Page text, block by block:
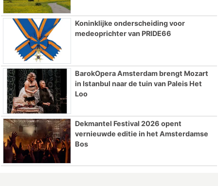
Koninklijke onderscheiding voor
medeoprichter van PRIDE66
BarokOpera Amsterdam brengt Mozart
in Istanbul naar de tuin van Paleis Het
Loo
Dekmantel Festival 2026 opent
vernieuwde editie in het Amsterdamse
Bos